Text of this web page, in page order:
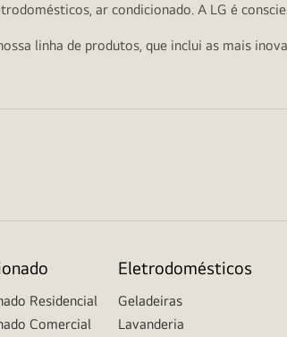
ar condicionado. A LG é
linha de produtos, que inclui as mais
Residencial
Comercial
Eletrodomésticos
Geladeiras
Lavanderia